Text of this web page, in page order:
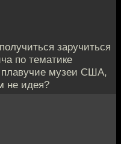
заручиться
по тематике
плавучие музеи США,
не идея?